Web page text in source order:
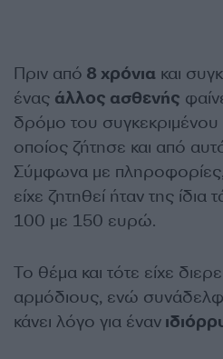
Πριν από 8 χρόνια και
ένας άλλος ασθενής
δρόμο του
οποίος ζήτησε και από
Σύμφωνα με
είχε ζητηθεί ήταν της
100 με 150 ευρώ.
Το θέμα και τότε είχε
αρμόδιους, ενώ
κάνει λόγο για έναν